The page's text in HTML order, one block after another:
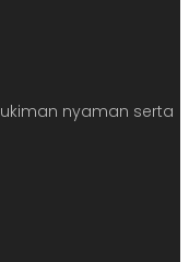
nyaman serta